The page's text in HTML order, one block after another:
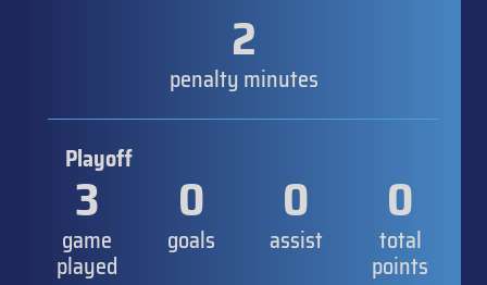
2
penalty minutes
Playoff
3
game
played
0
goals
0
assist
0
total
points